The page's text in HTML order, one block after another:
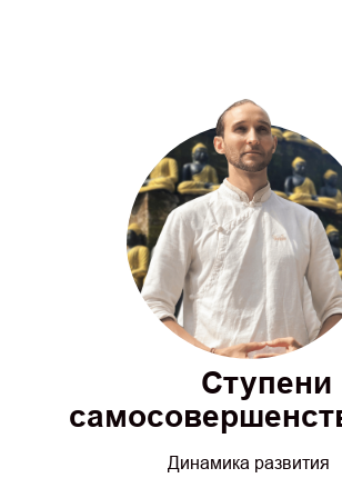
Динамика развития
Ступени